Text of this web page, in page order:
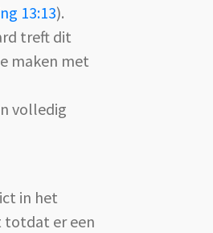
13:13).
treft dit
maken met
volledig
in het
totdat er een